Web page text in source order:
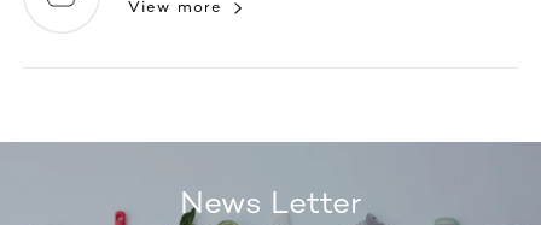
View more
News Letter